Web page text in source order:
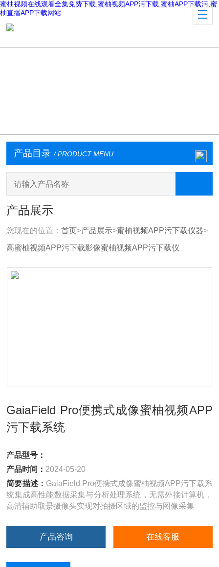
蜜柚视频在线观看全集免费下载,蜜柚视频APP污下载,蜜柚APP下载污,蜜
柚直播APP下载网站
产品目录 / PRODUCT MENU
产品展示
您现在的位置：首页>产品展示>蜜柚视频APP污下载仪器>
高蜜柚视频APP污下载影像蜜柚视频APP污下载仪
GaiaField Pro便携式成像蜜柚视频APP
污下载系统
产品型号：
产品时间： 2024-05-20
简要描述： GaiaField Pro便携式成像蜜柚视频APP污下载系
统集成高性能数据采集与分析处理系统，无需外接计算机，
高清辅助取景摄像头实现对拍摄区域的监控与图像采集
产品咨询 在线客服